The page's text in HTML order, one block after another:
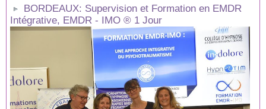
BORDEAUX: Supervision et Formation en EMDR
Intégrative, EMDR - IMO ® 1 Jour